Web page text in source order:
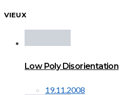
VIEUX
Low Poly Disorientation
19.11.2008